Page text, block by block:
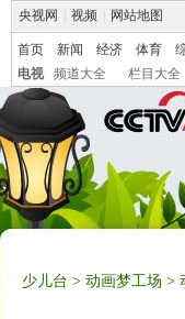
央视网 视频 网站地图
首页 新闻 经济 体育
电视
频道大全 栏目大全
少儿台 > 动画梦工场 >